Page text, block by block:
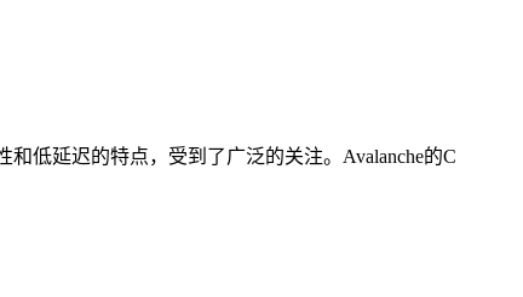
低延迟的特点，受到了广泛的关注。Avalanche的C